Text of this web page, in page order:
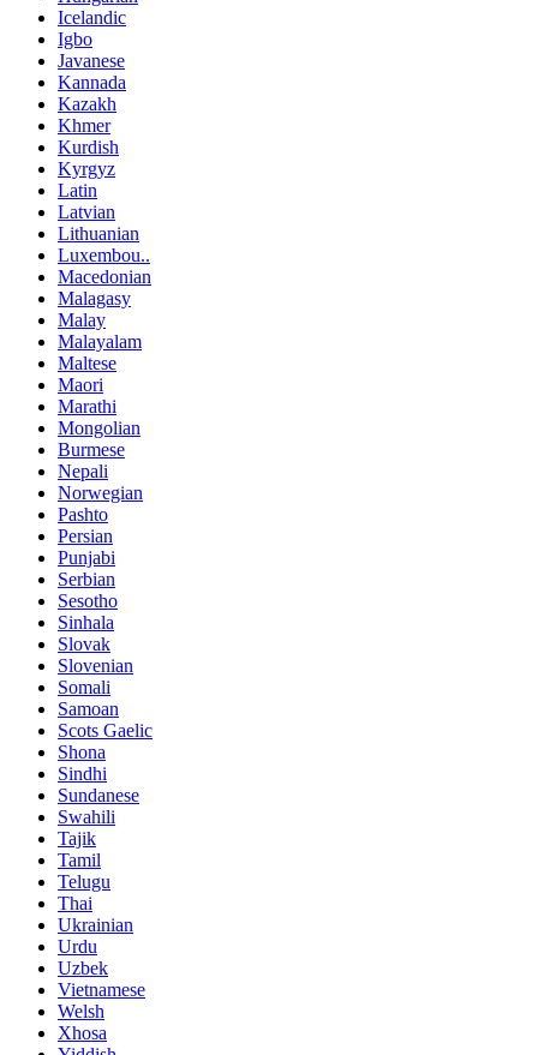
Icelandic
Igbo
Javanese
Kannada
Kazakh
Khmer
Kurdish
Kyrgyz
Latin
Latvian
Lithuanian
Luxembou..
Macedonian
Malagasy
Malay
Malayalam
Maltese
Maori
Marathi
Mongolian
Burmese
Nepali
Norwegian
Pashto
Persian
Punjabi
Serbian
Sesotho
Sinhala
Slovak
Slovenian
Somali
Samoan
Scots Gaelic
Shona
Sindhi
Sundanese
Swahili
Tajik
Tamil
Telugu
Thai
Ukrainian
Urdu
Uzbek
Vietnamese
Welsh
Xhosa